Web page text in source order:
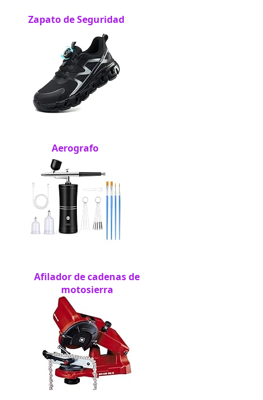
Zapato de Seguridad
Aerografo
Afilador de cadenas de
motosierra